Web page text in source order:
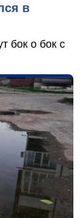
в
бок о бок с